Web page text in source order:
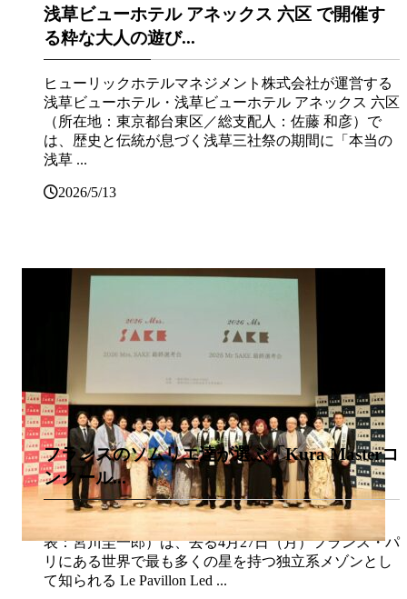
浅草ビューホテル アネックス 六区 で開催す
る粋な大人の遊び...
ヒューリックホテルマネジメント株式会社が運営する
浅草ビューホテル・浅草ビューホテル アネックス 六区
（所在地：東京都台東区／総支配人：佐藤 和彦）で
は、歴史と伝統が息づく浅草三社祭の期間に「本当の
浅草 ...
2026/5/13
フランスのソムリエ達が選ぶ「Kura Masterコ
ンクール...
Kura Master運営委員会（本部：フランス・パリ、代
表：宮川圭一郎）は、去る4月27日（月）フランス・パ
リにある世界で最も多くの星を持つ独立系メゾンとし
て知られる Le Pavillon Led ...